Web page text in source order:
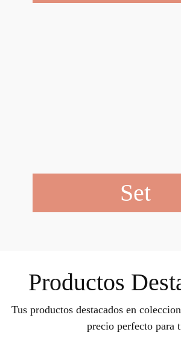
Set
Productos
Tus productos destacados en
precio perfecto para